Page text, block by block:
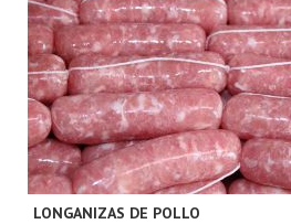
LONGANIZAS DE POLLO